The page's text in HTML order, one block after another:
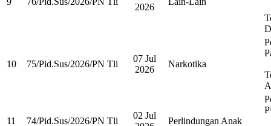
2026
10 75/Pid.Sus/2026/PN Tli
07 Jul
2026
Narkotika
11 74/Pid.Sus/2026/PN Tli
02 Jul
Perlindungan Anak